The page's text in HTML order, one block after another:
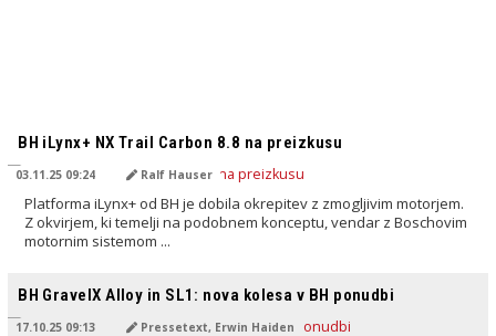
BH iLynx+ NX Trail Carbon 8.8 na preizkusu
03.11.25 09:24 Ralf Hauser
Platforma iLynx+ od BH je dobila okrepitev z zmogljivim motorjem.
Z okvirjem, ki temelji na podobnem konceptu, vendar z Boschovim
motornim sistemom ...
BH GravelX Alloy in SL1: nova kolesa v BH ponudbi
17.10.25 09:13 Pressetext, Erwin Haiden